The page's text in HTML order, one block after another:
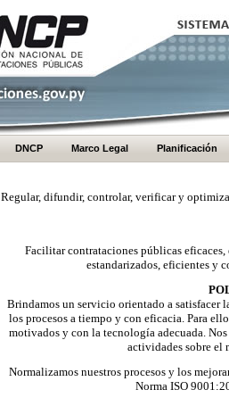
DNCP Marco Legal Planificación
Regular, difundir, controlar, verificar y
Facilitar contrataciones públicas
estandarizados, eficientes y
Brindamos un servicio orientado a satisfacer
los procesos a tiempo y con eficacia. Para
motivados y con la tecnología adecuada.
actividades sobre el
Normalizamos nuestros procesos y los
Norma ISO